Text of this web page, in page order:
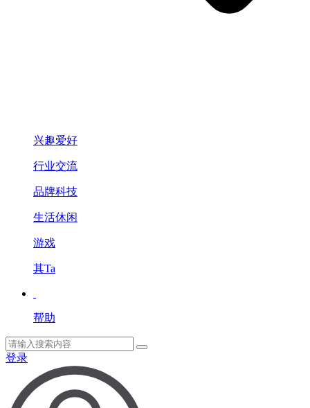
兴趣爱好
行业交流
品牌科技
生活休闲
游戏
其Ta
帮助
登录